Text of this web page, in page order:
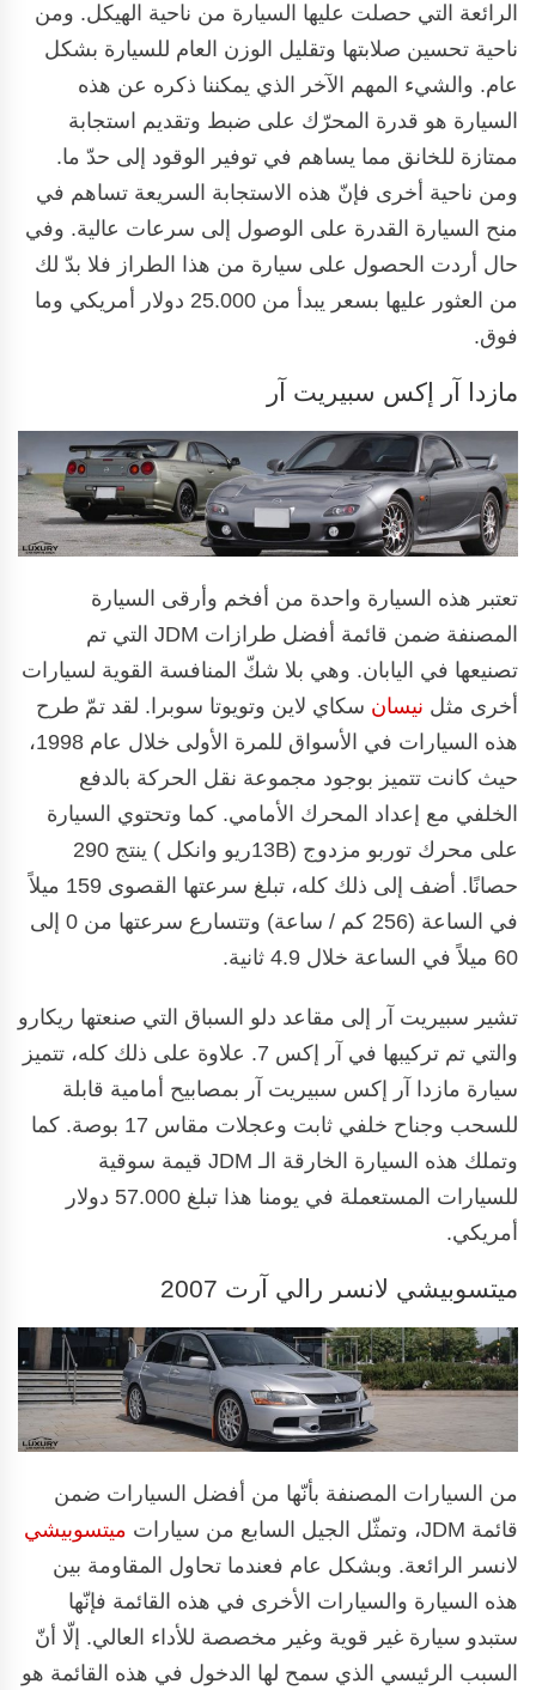
الرائعة التي حصلت عليها السيارة من ناحية الهيكل. ومن
ناحية تحسين صلابتها وتقليل الوزن العام للسيارة بشكل
عام. والشيء المهم الآخر الذي يمكننا ذكره عن هذه
السيارة هو قدرة المحرّك على ضبط وتقديم استجابة
ممتازة للخانق مما يساهم في توفير الوقود إلى حدّ ما.
ومن ناحية أخرى فإنّ هذه الاستجابة السريعة تساهم في
منح السيارة القدرة على الوصول إلى سرعات عالية. وفي
حال أردت الحصول على سيارة من هذا الطراز فلا بدّ لك
من العثور عليها بسعر يبدأ من 25.000 دولار أمريكي وما
فوق.
مازدا آر إكس سبيريت آر
تعتبر هذه السيارة واحدة من أفخم وأرقى السيارة
المصنفة ضمن قائمة أفضل طرازات JDM التي تم
تصنيعها في اليابان. وهي بلا شكّ المنافسة القوية لسيارات
أخرى مثل نيسان سكاي لاين وتويوتا سوبرا. لقد تمّ طرح
هذه السيارات في الأسواق للمرة الأولى خلال عام 1998،
حيث كانت تتميز بوجود مجموعة نقل الحركة بالدفع
الخلفي مع إعداد المحرك الأمامي. كما وتحتوي السيارة
على محرك توربو مزدوج (13Bريو وانكل ) ينتج 290
حصانًا. أضف إلى ذلك كله، تبلغ سرعتها القصوى 159 ميلاً
في الساعة (256 كم / ساعة) وتتسارع سرعتها من 0 إلى
60 ميلاً في الساعة خلال 4.9 ثانية.
تشير سبيريت آر إلى مقاعد دلو السباق التي صنعتها ريكارو
والتي تم تركيبها في آر إكس 7. علاوة على ذلك كله، تتميز
سيارة مازدا آر إكس سبيريت آر بمصابيح أمامية قابلة
للسحب وجناح خلفي ثابت وعجلات مقاس 17 بوصة. كما
وتملك هذه السيارة الخارقة الـ JDM قيمة سوقية
للسيارات المستعملة في يومنا هذا تبلغ 57.000 دولار
أمريكي.
ميتسوبيشي لانسر رالي آرت 2007
من السيارات المصنفة بأنّها من أفضل السيارات ضمن
قائمة JDM، وتمثّل الجيل السابع من سيارات
ميتسوبيشي
لانسر الرائعة. وبشكل عام فعندما تحاول المقاومة بين
هذه السيارة والسيارات الأخرى في هذه القائمة فإنّها
ستبدو سيارة غير قوية وغير مخصصة للأداء العالي. إلّا أنّ
السبب الرئيسي الذي سمح لها الدخول في هذه القائمة هو